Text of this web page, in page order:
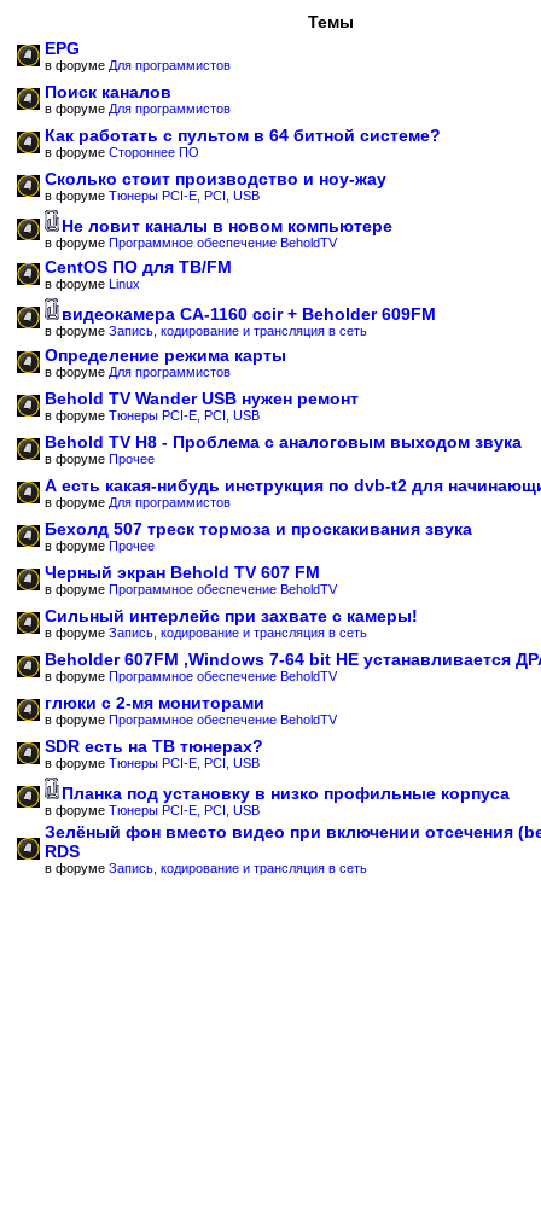
Темы
EPG
в форуме Для программистов
Поиск каналов
в форуме Для программистов
Как работать с пультом в 64 битной системе?
в форуме Стороннее ПО
Сколько стоит производство и ноу-жау
в форуме Тюнеры PCI-E, PCI, USB
Не ловит каналы в новом компьютере
в форуме Программное обеспечение BeholdTV
CentOS ПО для ТВ/FM
в форуме Linux
видеокамера CA-1160 ccir + Beholder 609FM
в форуме Запись, кодирование и трансляция в сеть
Определение режима карты
в форуме Для программистов
Behold TV Wander USB нужен ремонт
в форуме Тюнеры PCI-E, PCI, USB
Behold TV H8 - Проблема с аналоговым выходом звука
в форуме Прочее
А есть какая-нибудь инструкция по dvb-t2 для
в форуме Для программистов
Бехолд 507 треск тормоза и проскакивания звука
в форуме Прочее
Черный экран Behold TV 607 FM
в форуме Программное обеспечение BeholdTV
Сильный интерлейс при захвате с камеры!
в форуме Запись, кодирование и трансляция в сеть
Beholder 607FM ,Windows 7-64 bit НЕ устанавливается
в форуме Программное обеспечение BeholdTV
глюки с 2-мя мониторами
в форуме Программное обеспечение BeholdTV
SDR есть на ТВ тюнерах?
в форуме Тюнеры PCI-E, PCI, USB
Планка под установку в низко профильные корпуса
в форуме Тюнеры PCI-E, PCI, USB
Зелёный фон вместо видео при включении отсечения
RDS
в форуме Запись, кодирование и трансляция в сеть